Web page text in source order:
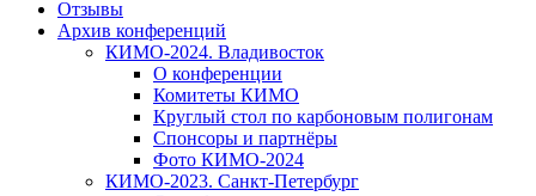
Отзывы
Архив конференций
КИМО-2024. Владивосток
О конференции
Комитеты КИМО
Круглый стол по карбоновым полигонам
Спонсоры и партнёры
Фото КИМО-2024
КИМО-2023. Санкт-Петербург